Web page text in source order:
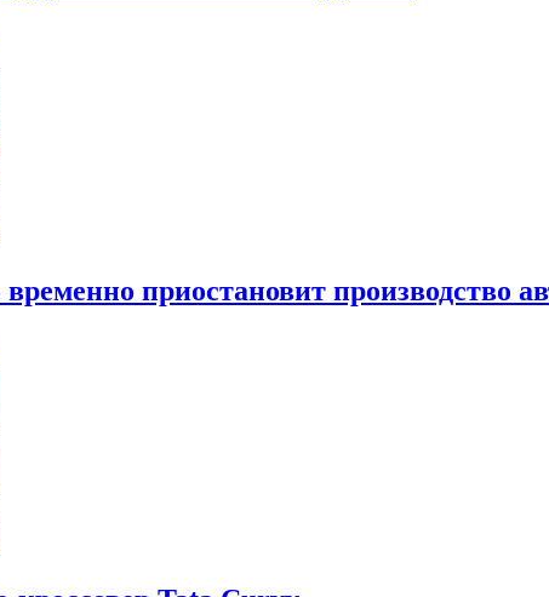
приостановит производство